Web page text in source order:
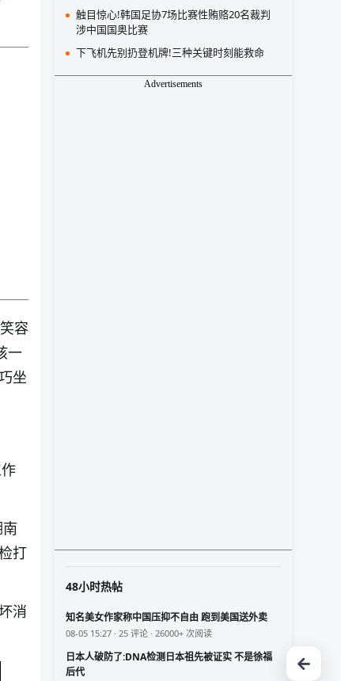
容
一
坐
打
消
触目惊心!韩国足协7场比赛性贿赂20名裁判
涉中国国奥比赛
下飞机先别扔登机牌!三种关键时刻能救命
Advertisements
48小时热帖
知名美女作家称中国压抑不自由 跑到美国送外卖
08-05 15:27 · 25 评论 · 26000+ 次阅读
日本人破防了:DNA检测日本祖先被证实 不是徐福
后代